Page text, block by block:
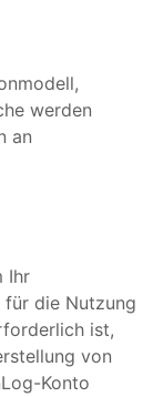
werden
an
Ihr
für die Nutzung
ist,
von
Konto